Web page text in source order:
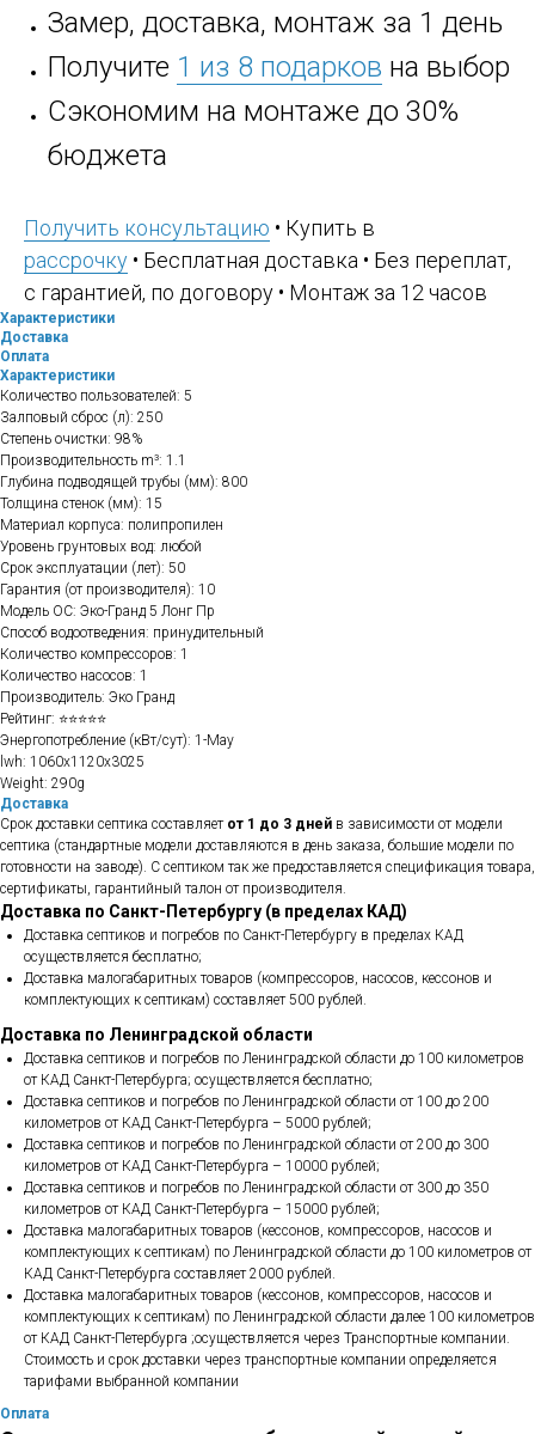
Замер, доставка, монтаж за 1 день
Получите 1 из 8 подарков на выбор
Сэкономим на монтаже до 30%
бюджета
Получить консультацию • Купить в
рассрочку • Бесплатная доставка • Без переплат,
с гарантией, по договору • Монтаж за 12 часов
Характеристики
Доставка
Оплата
Характеристики
Количество пользователей: 5
Залповый сброс (л): 250
Степень очистки: 98%
Производительность m³: 1.1
Глубина подводящей трубы (мм): 800
Толщина стенок (мм): 15
Материал корпуса: полипропилен
Уровень грунтовых вод: любой
Срок эксплуатации (лет): 50
Гарантия (от производителя): 10
Модель ОС: Эко-Гранд 5 Лонг Пр
Способ водоотведения: принудительный
Количество компрессоров: 1
Количество насосов: 1
Производитель: Эко Гранд
Рейтинг: ⭐⭐⭐⭐⭐
Энергопотребление (кВт/сут): 1-May
lwh: 1060x1120x3025
Weight: 290g
Доставка
Срок доставки септика составляет от 1 до 3 дней в зависимости от модели
септика (стандартные модели доставляются в день заказа, большие модели по
готовности на заводе). С септиком так же предоставляется спецификация товара,
сертификаты, гарантийный талон от производителя.
Доставка по Санкт-Петербургу (в пределах КАД)
Доставка септиков и погребов по Санкт-Петербургу в пределах КАД
осуществляется бесплатно;
Доставка малогабаритных товаров (компрессоров, насосов, кессонов и
комплектующих к септикам) составляет 500 рублей.
Доставка по Ленинградской области
Доставка септиков и погребов по Ленинградской области до 100 километров
от КАД Санкт-Петербурга; осуществляется бесплатно;
Доставка септиков и погребов по Ленинградской области от 100 до 200
километров от КАД Санкт-Петербурга – 5000 рублей;
Доставка септиков и погребов по Ленинградской области от 200 до 300
километров от КАД Санкт-Петербурга – 10000 рублей;
Доставка септиков и погребов по Ленинградской области от 300 до 350
километров от КАД Санкт-Петербурга – 15000 рублей;
Доставка малогабаритных товаров (кессонов, компрессоров, насосов и
комплектующих к септикам) по Ленинградской области до 100 километров от
КАД Санкт-Петербурга составляет 2000 рублей.
Доставка малогабаритных товаров (кессонов, компрессоров, насосов и
комплектующих к септикам) по Ленинградской области далее 100 километров
от КАД Санкт-Петербурга ;осуществляется через Транспортные компании.
Стоимость и срок доставки через транспортные компании определяется
тарифами выбранной компании
Оплата